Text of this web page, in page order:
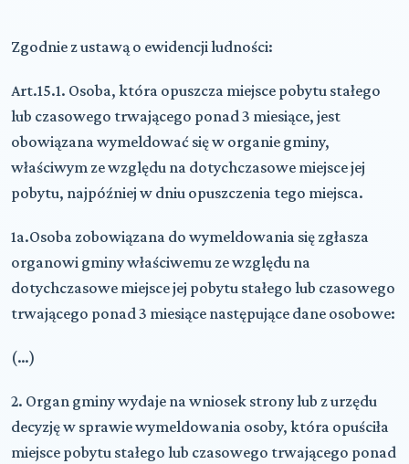
Zgodnie z ustawą o ewidencji ludności:
Art.15.1. Osoba, która opuszcza miejsce pobytu stałego
lub czasowego trwającego ponad 3 miesiące, jest
obowiązana wymeldować się w organie gminy,
właściwym ze względu na dotychczasowe miejsce jej
pobytu, najpóźniej w dniu opuszczenia tego miejsca.
1a.Osoba zobowiązana do wymeldowania się zgłasza
organowi gminy właściwemu ze względu na
dotychczasowe miejsce jej pobytu stałego lub czasowego
trwającego ponad 3 miesiące następujące dane osobowe:
(…)
2. Organ gminy wydaje na wniosek strony lub z urzędu
decyzję w sprawie wymeldowania osoby, która opuściła
miejsce pobytu stałego lub czasowego trwającego ponad